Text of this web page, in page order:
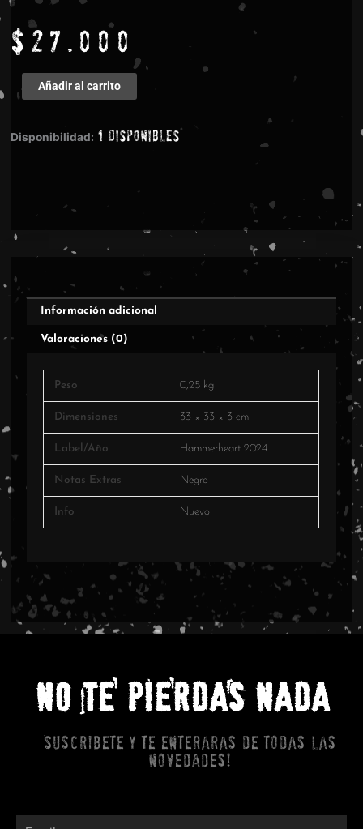
$ 27.000
Sarcasm
cantidad
Añadir al carrito
Disponibilidad: 1 disponibles
Información adicional
Valoraciones (0)
Peso 0,25 kg
Dimensiones 33 × 33 × 3 cm
Label/Año Hammerheart 2024
Notas Extras Negro
Info Nuevo
NO TE PIERDAS NADA
Suscribete y te enteraras de todas las
novedades!